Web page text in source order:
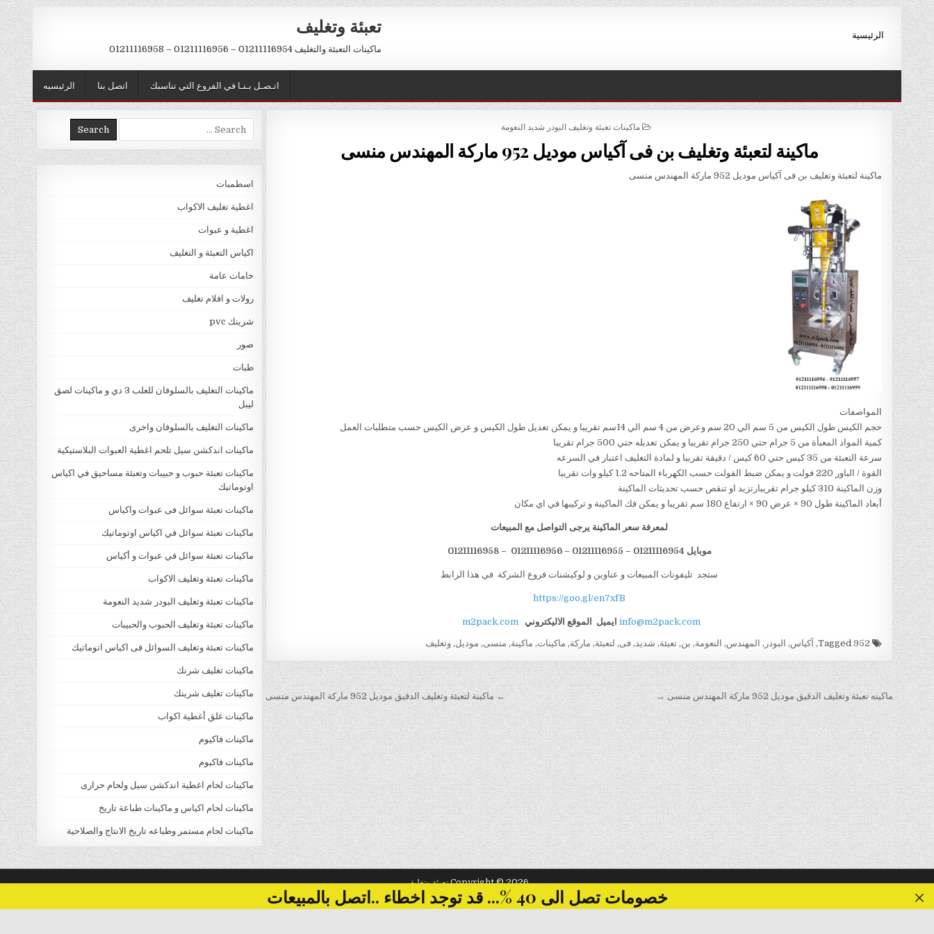
Skip
to
content
تعبئة وتغليف
ماكينات التعبئة والتغليف 01211116954 – 01211116956 – 01211116958
الرئيسية
الرئيسيه اتصل بنا اتـصـل بـنـا في الفروع التي تناسبك
POSTED
ماكينات تعبئة وتغليف البودر شديد النعومة
ماكينة لتعبئة وتغليف بن فى آكياس موديل 952 ماركة المهندس منسى
ماكينة لتعبئة وتغليف بن فى آكياس موديل 952 ماركة المهندس منسى
المواصفات
حجم الكيس طول الكيس من 5 سم الي 20 سم وعرض من 4 سم الي 14سم تقريبا و يمكن تعديل طول الكيس و عرض الكيس حسب متطلبات العمل
كمية المواد المعبأة من 5 جرام حتي 250 جرام تقريبا و يمكن تعديله حتي 500 جرام تقريبا
سرعة التعبئة من 35 كيس حتي 60 كيس / دقيقة تقريبا و لمادة التغليف اعتبار في السرعه
القوة / الباور 220 فولت و يمكن ضبط الفولت حسب الكهرباء المتاحه 1.2 كيلو وات تقريبا
وزن الماكينة 310 كيلو جرام تقريبارتزيد او تنقص حسب تحديثات الماكينة
أبعاد الماكينة طول 90 × عرض 90 × ارتفاع 180 سم تقريبا و يمكن فك الماكينة و تركيبها في اي مكان
لمعرفة سعر الماكينة يرجى التواصل مع المبيعات
موبايل 01211116954 – 01211116955 – 01211116956 – 01211116958
ستجد تليفونات المبيعات و عناوين و لوكيشنات فروع الشركة في هذا الرابط
https://goo.gl/en7xfB
info@m2pack.comايميل الموقع الاليكتروني m2pack.com
952
, آكياس, البودر , المهندس, النعومة, بن,تعبئة, شديد,فى, لتعبئة, ماركة, ماكينات, ماكينة, منسى, موديل,وتغليف
تصفّح
المقالات
← ماكينة لتعبئة وتغليف الدقيق موديل 952 ماركة المهندس منسى ماكينه تعبئة وتغليف الدقيق موديل 952 ماركة المهندس منسى →
Search
for:
اسطمبات
اغطية تغليف الاكواب
اغطية و عبوات
اكياس التعبئة و التغليف
خامات عامة
رولات و افلام تغليف
شرينك pvc
صور
طبات
ماكينات التغليف بالسلوفان للعلب 3 دي و ماكينات لصق
ليبل
ماكينات التغليف بالسلوفان واخرى
ماكينات اندكشن سيل تلحم اغطية العبوات البلاستيكية
ماكينات تعبئة حبوب و حبيبات وتعبئة مساحيق في اكياس
اوتوماتيك
ماكينات تعبئة سوائل فى عبوات واكياس
ماكينات تعبئة سوائل في اكياس اوتوماتيك
ماكينات تعبئة سوائل في عبوات و أكياس
ماكينات تعبئة وتغليف الاكواب
ماكينات تعبئة وتغليف البودر شديد النعومة
ماكينات تعبئة وتغليف الحبوب والحبيبات
ماكينات تعبئة وتغليف السوائل فى اكياس اتوماتيك
ماكينات تغليف شرنك
ماكينات تغليف شرينك
ماكينات غلق أغطية اكواب
ماكينات فاكيوم
ماكينات فاكيوم
ماكينات لحام اغطية اندكشن سيل ولحام حرارى
ماكينات لحام اكياس و ماكينات طباعة تاريخ
ماكينات لحام مستمر وطباعه تاريخ الانتاج والصلاحية
Copyright © 2026 تعبئة وتغليف
Design by ThemesDNA.com
خصومات تصل الى 40 %... قد توجد اخطاء ..اتصل بالمبيعات